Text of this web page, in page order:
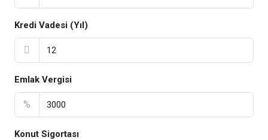
Kredi Vadesi (Yıl)
Emlak Vergisi
%
Konut Sigortası